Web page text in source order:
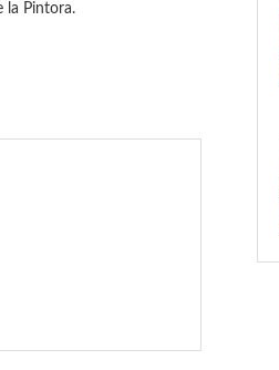
la Pintora.